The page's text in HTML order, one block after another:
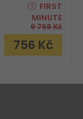
FIRST
MINUTE
9 768Kč
756 Kč